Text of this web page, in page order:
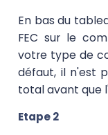
En bas du
FEC sur le
votre type de
défaut, il n'est
total avant que
Etape 2